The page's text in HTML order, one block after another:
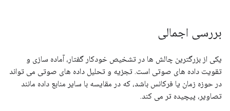
بررسی اجمالی
یکی از بزرگترین چالش ها در تشخیص خودکار گفتار، آماده سازی و
تقویت داده های صوتی است. تجزیه و تحلیل داده های صوتی می تواند
در حوزه زمان یا فرکانس باشد، که در مقایسه با سایر منابع داده مانند
تصاویر، پیچیده تر می کند.